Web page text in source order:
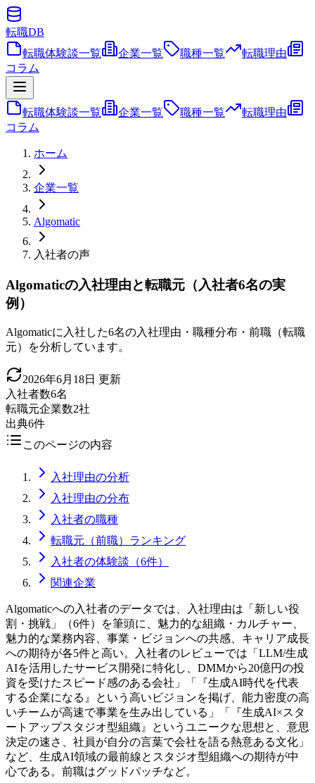
転職DB
転職体験談一覧
企業一覧 職種一覧
転職理由
コラム
転職体験談一覧 企業一覧 職種一覧
転職理由
コラム
ホーム
企業一覧
Algomatic
入社者の声
Algomaticの入社理由と転職元（入社者6名の実
例）
Algomaticに入社した6名の入社理由・職種分布・前職（転職
元）を分析しています。
2026年6月18日 更新
入社者数6名
転職元企業数2社
出典6件
このページの内容
入社理由の分析
入社理由の分布
入社者の職種
転職元（前職）ランキング
入社者の体験談（6件）
関連企業
Algomaticへの入社者のデータでは、入社理由は「新しい役
割・挑戦」（6件）を筆頭に、魅力的な組織・カルチャー、
魅力的な業務内容、事業・ビジョンへの共感、キャリア成長
への期待が各5件と高い。入社者のレビューでは「LLM/生成
AIを活用したサービス開発に特化し、DMMから20億円の投
資を受けたスピード感のある会社」「『生成AI時代を代表
する企業になる』という高いビジョンを掲げ、能力密度の高
いチームが高速で事業を生み出している」「『生成AI×スタ
ートアップスタジオ型組織』というユニークな思想と、意思
決定の速さ、社員が自分の言葉で会社を語る熱意ある文化」
など、生成AI領域の最前線とスタジオ型組織への期待が中
心である。前職はグッドパッチなど。